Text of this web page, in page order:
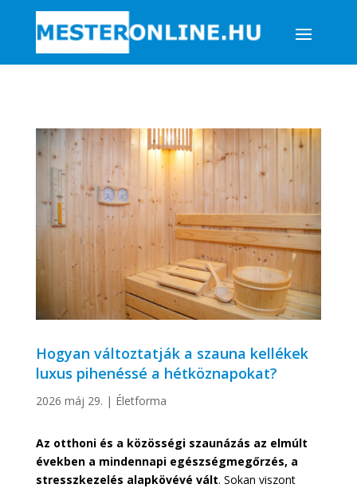
Hogyan változtatják a szauna kellékek
luxus pihenéssé a hétköznapokat?
2026 máj 29. | Életforma
Az otthoni és a közösségi szaunázás az elmúlt
években a mindennapi egészségmegőrzés, a
stresszkezelés alapkövévé vált. Sokan viszont